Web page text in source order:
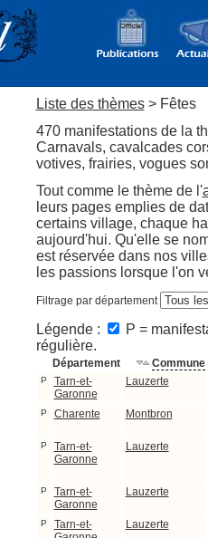
Liste des thèmes> Fêtes
470 manifestations de la
Carnavals, cavalcades
votives, frairies, vogues
Tout comme le thème de l'
leurs pages emplies de
certains village, chaque
aujourd'hui. Qu'elle se
est réservée dans nos
les passions lorsque l'on
Filtrage par département
Légende :
P =
régulière.
Département Commune
P
Tarn-et-
Garonne
Lauzerte
P Charente Montbron
P
Tarn-et-
Garonne
Lauzerte
P
Tarn-et-
Garonne
Lauzerte
P
Tarn-et-
Lauzerte